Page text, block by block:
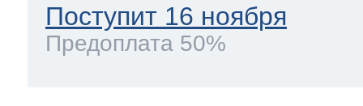
Поступит 16 ноября
Предоплата 50%